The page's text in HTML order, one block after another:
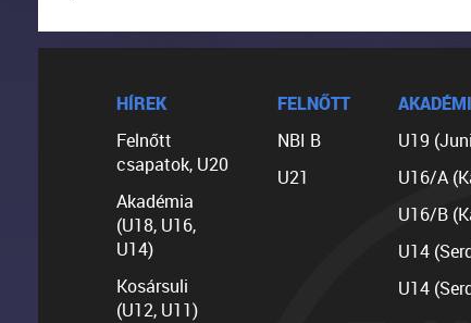
HÍREK
Felnőtt
csapatok, U20
Akadémia
(U18, U16,
U14)
Kosársuli
(U12, U11)
FELNŐTT
NBI B
U21
U19
U16/A
U16/B
U14
U14